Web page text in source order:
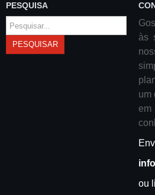
PESQUISA
Pesquisar...
PESQUISAR
às
um
ou